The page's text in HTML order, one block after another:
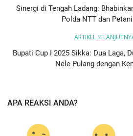
Sinergi di Tengah Ladang:
Polda NTT dan
ARTIKEL
Bupati Cup I 2025 Sikka: Dua Laga,
Nele Pulang dengan
APA REAKSI ANDA?